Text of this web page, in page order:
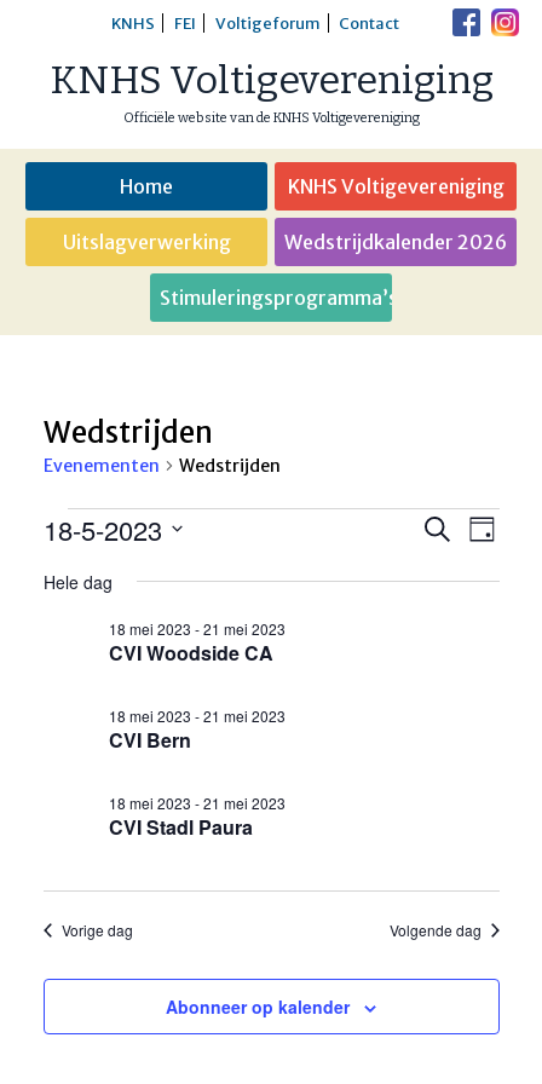
content
KNHS FEI Voltigeforum Contact
KNHS Voltigevereniging
Officiële website van de KNHS Voltigevereniging
Home KNHS Voltigevereniging
Uitslagverwerking Wedstrijdkalender 2026
Stimuleringsprogramma’s
Wedstrijden
Evenementen Wedstrijden
Evenementen
in
2023
Zoeken
Zoeken
Dag
18-5-2023
een
Hele dag
CVI Woodside CA
18 mei 2023 -21 mei 2023
CVI Bern
18 mei 2023 -21 mei 2023
CVI Stadl Paura
18 mei 2023 -21 mei 2023
Vorige dag Volgende dag
Abonneer op kalender